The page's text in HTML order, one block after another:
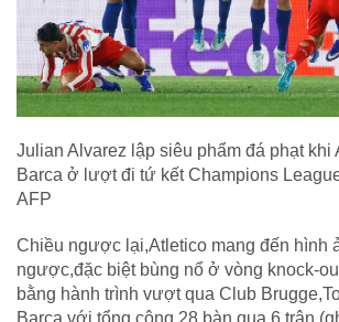
Julian Alvarez lập siêu phẩm đá phạt khi
Barca ở lượt đi tứ kết Champions
AFP
Chiều ngược lại,Atletico mang đến hình
ngược,đặc biệt bùng nổ ở vòng knock-
bằng hành trình vượt qua Club
Barca với tổng cộng 28 bàn qua 6 trận